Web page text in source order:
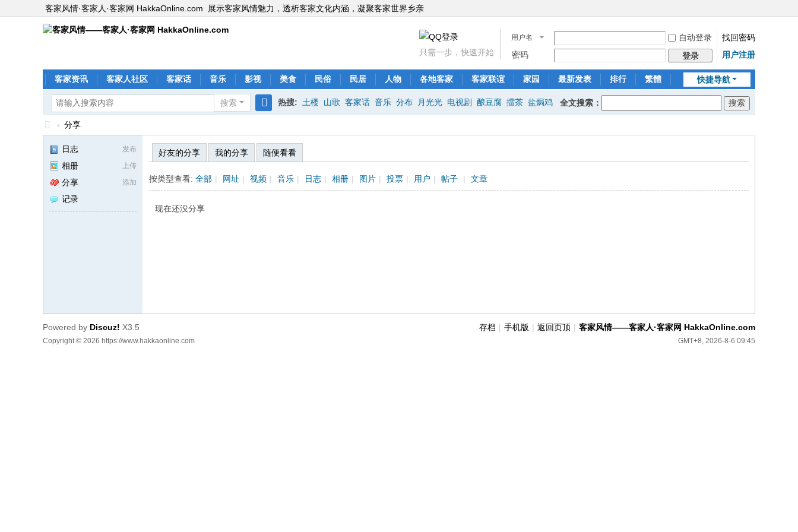
客家风情·客家人·客家网 HakkaOnline.com 展示客家风情魅力，透析客家文化内涵，凝聚客家世界乡亲
用户名 自动登录
找回密码
密码
登录 用户注册
只需一步，快速开始
快捷导航
客家资讯 客家人社区 客家话 音乐 影视 美食 民俗 民居 人物 各地客家 客家联谊 家园 最新发表 排行 繁體
搜索
索
热搜: 土楼 山歌 客家话 音乐 分布 月光光 电视剧 酿豆腐 擂茶 盐焗鸡 全文搜索：
家
情
—
客
家
› 分享
发布
日志
上传
相册
添加
分享
记录
好友的分享 我的分享 随便看看
按类型查看: 全部 | 网址 | 视频 | 音乐 | 日志 | 相册 | 图片 | 投票 | 用户 | 帖子 | 文章
现在还没分享
存档 | 手机版 | 返回页顶 | 客家风情——客家人·客家网 HakkaOnline.com
GMT+8, 2026-8-6 09:45
Powered by Discuz! X3.5
Copyright © 2026 https://www.hakkaonline.com